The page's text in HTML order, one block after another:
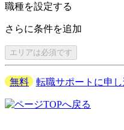
職種を設定する
さらに条件を追加
エリアは必須です
無料 転職サポートに申